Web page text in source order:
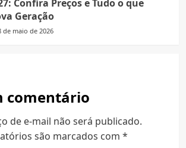
Confira Preços e Tudo o que
Geração
de maio de 2026
comentário
de e-mail não será publicado.
são marcados com *